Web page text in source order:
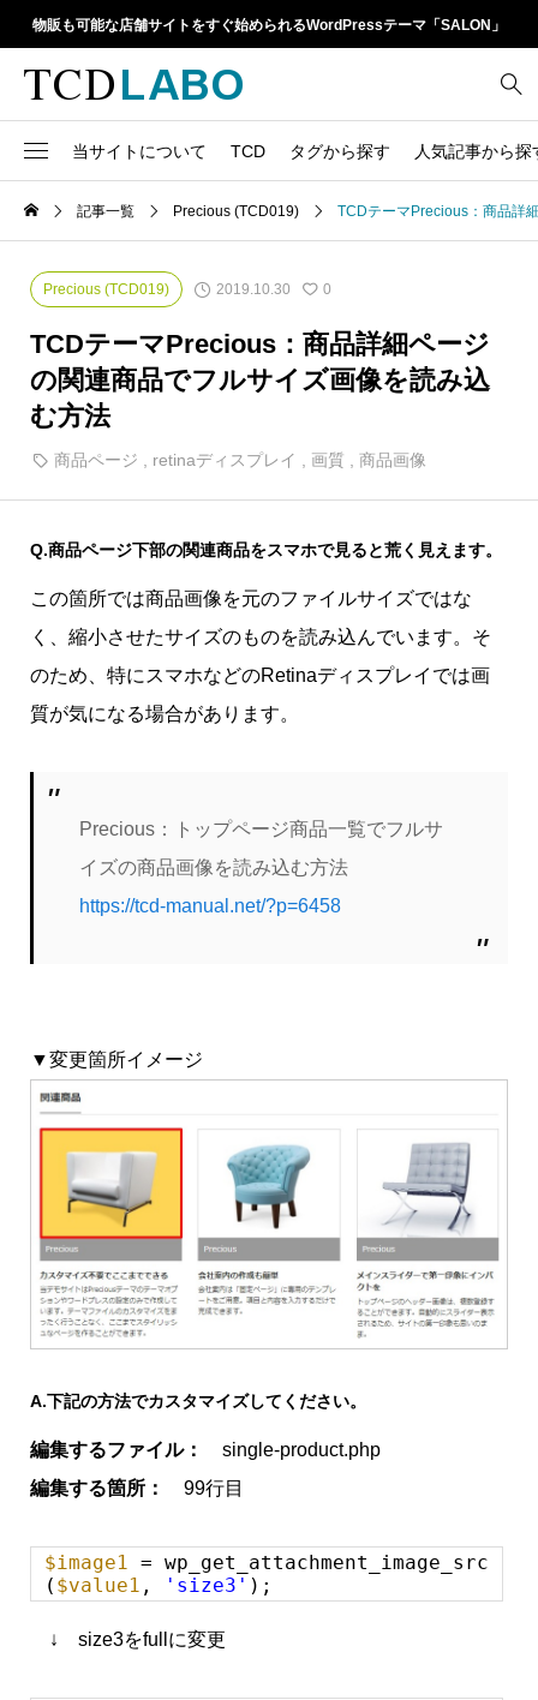
物販も可能な店舗サイトをすぐ始められるWordPressテーマ「SALON」
当サイトについて TCD タグから探す 人気記事から探
1カラム
Google Map
h1 14
iframe
meta description 21
retinaディスプレイ
SNSアイコン
Webフォント
TCD LABOとは
TCDテーマ一覧
ファイルの編集方法
WordPressテーマ比較
人気ランキング
アップデート情報
よくあるご質問
記事一覧 Precious (TCD019) TCDテーマPrecious：商品詳
Precious (TCD019) 2019.10.30 0
TCDテーマPrecious：商品詳細ページ
の関連商品でフルサイズ画像を読み込
む方法
商品ページ , retinaディスプレイ , 画質 , 商品画像
Q.商品ページ下部の関連商品をスマホで見ると荒く見えます。
この箇所では商品画像を元のファイルサイズではな
く、縮小させたサイズのものを読み込んでいます。そ
のため、特にスマホなどのRetinaディスプレイでは画
質が気になる場合があります。
Precious：トップページ商品一覧でフルサ
イズの商品画像を読み込む方法
https://tcd-manual.net/?p=6458
▼変更箇所イメージ
A.下記の方法でカスタマイズしてください。
編集するファイル：
single-product.php
編集する箇所：
99行目
$image1
= wp_get_attachment_image_src
( $value1 , 'size3' );
↓ size3をfullに変更